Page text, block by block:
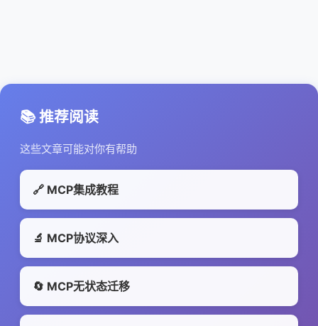
📚 推荐阅读
这些文章可能对你有帮助
🔗 MCP集成教程
🔬 MCP协议深入
🔄 MCP无状态迁移